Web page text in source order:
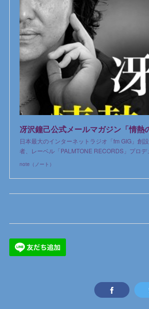
日本最大のインターネットラジオ「fm GIG」創
者、レーベル「PALMTONE RECORDS」プロ
note（ノート）